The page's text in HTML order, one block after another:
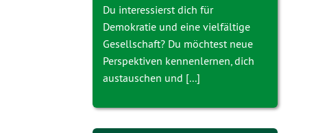
Du interessierst dich für
Demokratie und eine vielfältige
Gesellschaft? Du möchtest neue
Perspektiven kennenlernen, dich
austauschen und [...]